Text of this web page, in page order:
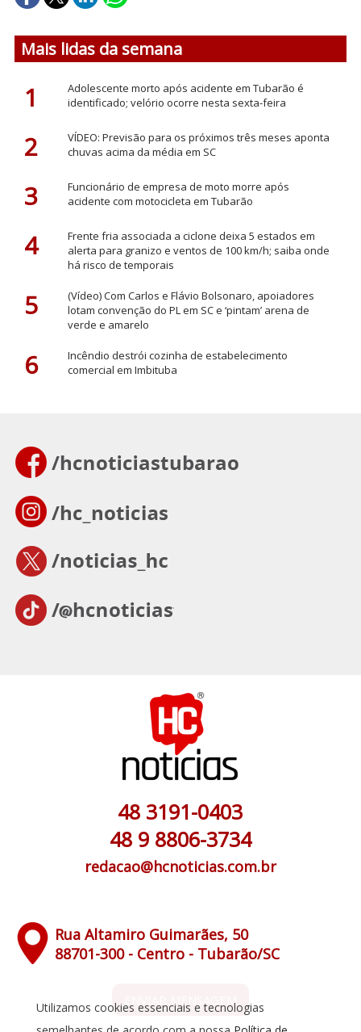
Mais lidas da semana
1
Adolescente morto após acidente em Tubarão é
identificado; velório ocorre nesta sexta-feira
2
VÍDEO: Previsão para os próximos três meses aponta
chuvas acima da média em SC
3
Funcionário de empresa de moto morre após
acidente com motocicleta em Tubarão
4
Frente fria associada a ciclone deixa 5 estados em
alerta para granizo e ventos de 100 km/h; saiba onde
há risco de temporais
5
(Vídeo) Com Carlos e Flávio Bolsonaro, apoiadores
lotam convenção do PL em SC e ‘pintam’ arena de
verde e amarelo
6
Incêndio destrói cozinha de estabelecimento
comercial em Imbituba
48 3191-0403
48 9 8806-3734
redacao@hcnoticias.com.br
Rua Altamiro Guimarães, 50
88701-300 - Centro - Tubarão/SC
ENVIAR MENSAGEM
Utilizamos cookies essenciais e tecnologias